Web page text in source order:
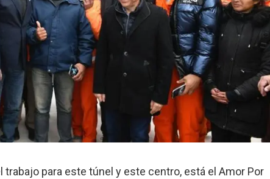
trabajo para este túnel y este centro, está el Amor Por